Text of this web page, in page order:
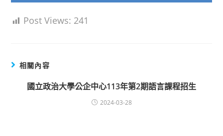
Post Views: 241
相關內容
國立政治大學公企中心113年第2期語言課程招生
2024-03-28